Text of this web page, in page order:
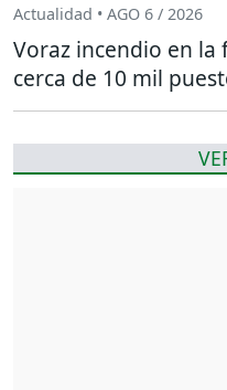
Actualidad • AGO 6 / 2026
Voraz incendio en
cerca de 10 mil